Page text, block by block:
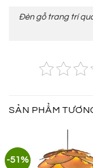
Đèn gỗ trang trí
SẢN PHẨM
-51%